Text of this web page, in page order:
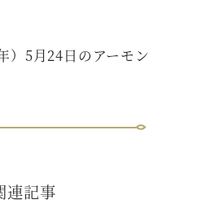
）5月24日のアーモン
連記事